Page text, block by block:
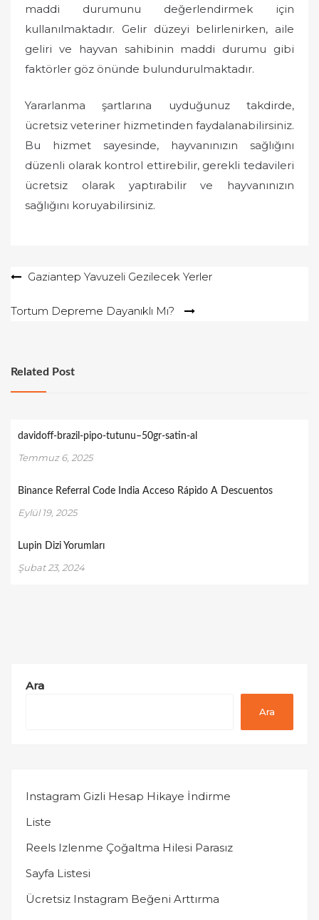
maddi durumunu değerlendirmek için
kullanılmaktadır. Gelir düzeyi belirlenirken, aile
geliri ve hayvan sahibinin maddi durumu gibi
faktörler göz önünde bulundurulmaktadır.
Yararlanma şartlarına uyduğunuz takdirde,
ücretsiz veteriner hizmetinden faydalanabilirsiniz.
Bu hizmet sayesinde, hayvanınızın sağlığını
düzenli olarak kontrol ettirebilir, gerekli tedavileri
ücretsiz olarak yaptırabilir ve hayvanınızın
sağlığını koruyabilirsiniz.
YazıGaziantep Yavuzeli Gezilecek Yerler
Tortum Depreme Dayanıklı Mı?
Related Post
davidoff-brazil-pipo-tutunu–50gr-satin-al
Temmuz 6, 2025
Binance Referral Code India Acceso Rápido A Descuentos
Eylül 19, 2025
Lupin Dizi Yorumları
Şubat 23, 2024
Ara
Ara
Instagram Gizli Hesap Hikaye İndirme
Liste
Reels Izlenme Çoğaltma Hilesi Parasız
Sayfa Listesi
Ücretsiz Instagram Beğeni Arttırma